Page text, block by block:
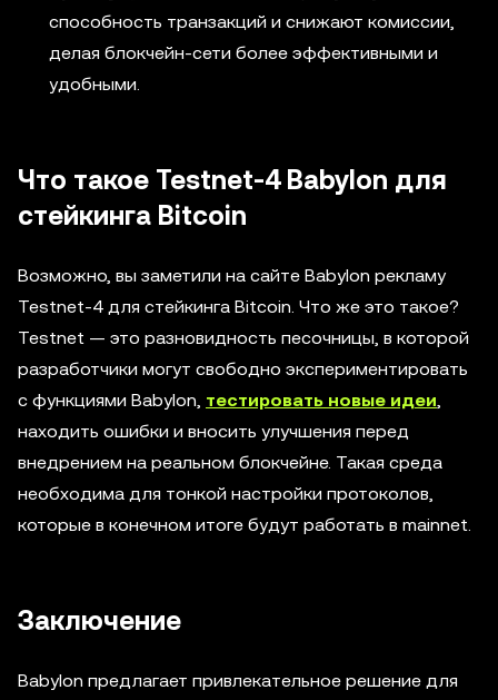
способность транзакций и снижают комиссии,
делая блокчейн-сети более эффективными и
удобными.
Что такое Testnet-4 Babylon для
стейкинга Bitcoin
Возможно, вы заметили на сайте Babylon рекламу
Testnet-4 для стейкинга Bitcoin. Что же это такое?
Testnet — это разновидность песочницы, в которой
разработчики могут свободно экспериментировать
с функциями Babylon, тестировать новые идеи,
находить ошибки и вносить улучшения перед
внедрением на реальном блокчейне. Такая среда
необходима для тонкой настройки протоколов,
которые в конечном итоге будут работать в mainnet.
Заключение
Babylon предлагает привлекательное решение для